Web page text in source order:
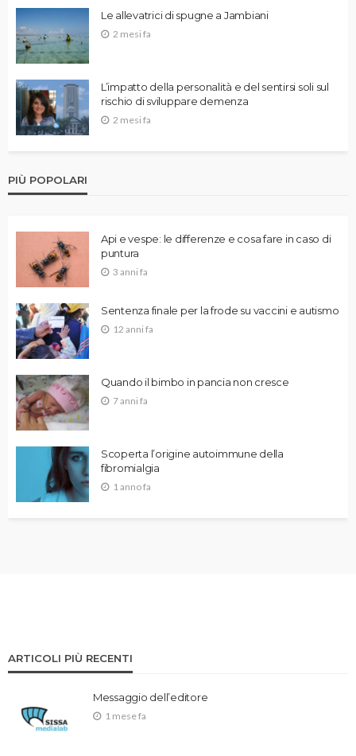
Le allevatrici di spugne a Jambiani
2 mesi fa
L’impatto della personalità e del sentirsi soli sul
rischio di sviluppare demenza
2 mesi fa
PIÙ POPOLARI
Api e vespe: le differenze e cosa fare in caso di
puntura
3 anni fa
Sentenza finale per la frode su vaccini e autismo
12 anni fa
Quando il bimbo in pancia non cresce
7 anni fa
Scoperta l’origine autoimmune della
fibromialgia
1 anno fa
ARTICOLI PIÙ RECENTI
Messaggio dell’editore
1 mese fa